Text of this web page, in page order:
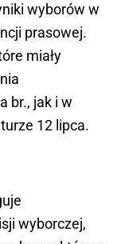
wyborów w
prasowej.
miały
br., jak i w
12 lipca.
wyborczej,